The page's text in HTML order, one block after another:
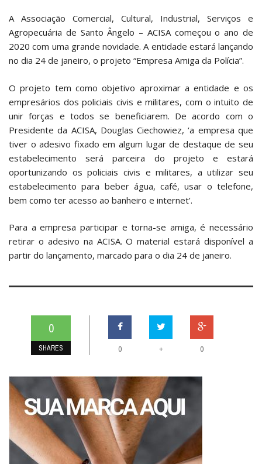
A Associação Comercial, Cultural, Industrial, Serviços e
Agropecuária de Santo Ângelo – ACISA começou o ano de
2020 com uma grande novidade. A entidade estará lançando
no dia 24 de janeiro, o projeto “Empresa Amiga da Polícia”.
O projeto tem como objetivo aproximar a entidade e os
empresários dos policiais civis e militares, com o intuito de
unir forças e todos se beneficiarem. De acordo com o
Presidente da ACISA, Douglas Ciechowiez, ‘a empresa que
tiver o adesivo fixado em algum lugar de destaque de seu
estabelecimento será parceira do projeto e estará
oportunizando os policiais civis e militares, a utilizar seu
estabelecimento para beber água, café, usar o telefone,
bem como ter acesso ao banheiro e internet’.
Para a empresa participar e torna-se amiga, é necessário
retirar o adesivo na ACISA. O material estará disponível a
partir do lançamento, marcado para o dia 24 de janeiro.
0
SHARES 0 + 0